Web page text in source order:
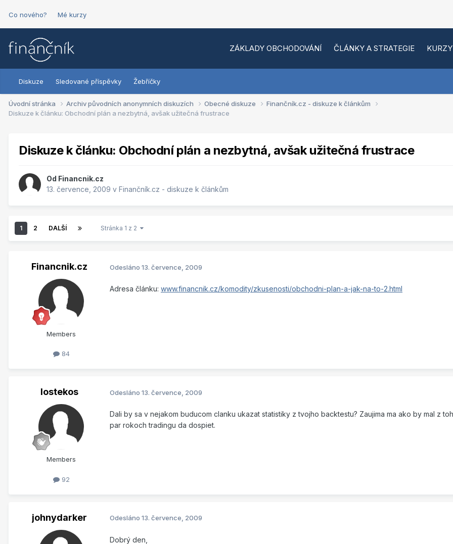
Co nového? Mé kurzy
ZÁKLADY OBCHODOVÁNÍ ČLÁNKY A STRATEGIE KURZY
Diskuze Sledované příspěvky Žebříčky
Úvodní stránka Archiv původních anonymních diskuzích Obecné diskuze
Finančník.cz - diskuze k článkům
Diskuze k článku: Obchodní plán a nezbytná, avšak užitečná frustrace
Diskuze k článku: Obchodní plán a nezbytná, avšak užitečná frustrace
Od Financnik.cz
13. července, 2009 v Finančník.cz - diskuze k článkům
1 2 DALŠÍ Stránka 1 z 2
Financnik.cz
Members
84
Odesláno 13. července, 2009
Adresa článku: www.financnik.cz/komodity/zkusenosti/obchodni-plan-a-jak-na-to-2.html
lostekos
Members
92
Odesláno 13. července, 2009
Dali by sa v nejakom buducom clanku ukazat statistiky z tvojho backtestu? Zaujima ma ako by mal z
par rokoch tradingu da dospiet.
johnydarker Odesláno 13. července, 2009
Dobrý den,